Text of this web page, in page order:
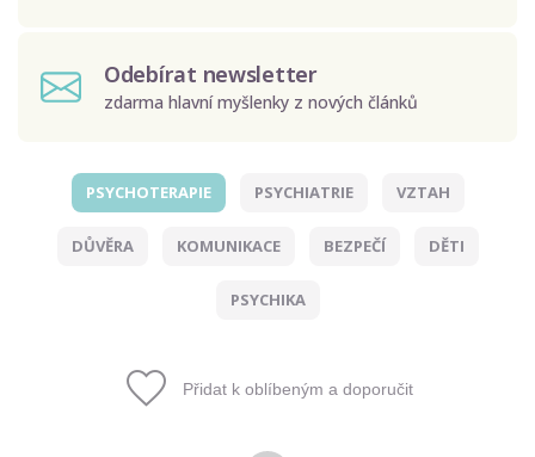
Odebírat newsletter
zdarma hlavní myšlenky z nových článků
PSYCHOTERAPIE PSYCHIATRIE VZTAH
DŮVĚRA KOMUNIKACE BEZPEČÍ DĚTI
PSYCHIKA
Přidat k oblíbeným a doporučit